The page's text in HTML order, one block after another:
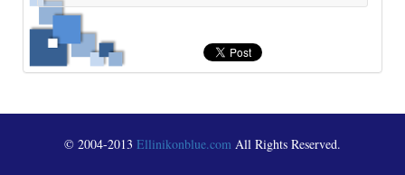
© 2004-2013 Ellinikonblue.com All Rights Reserved.